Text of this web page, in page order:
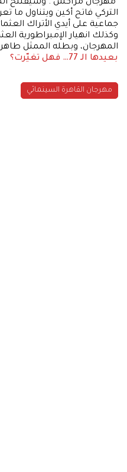
"مهرجان مراكش". وسيفتتح
جماعية على أيدي الأتراك
وكذلك انهيار الإمبراطورية
المهرجان، وبطله الممثل
بعيدها الـ 77… فهل تغيّرت؟
مهرجان القاهرة السينمائي